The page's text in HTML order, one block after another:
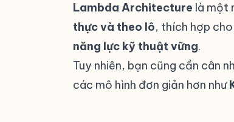
Lambda Architecture là một
thực và theo lô, thích hợp
năng lực kỹ thuật vững.
Tuy nhiên, bạn cũng cần cân
các mô hình đơn giản hơn như